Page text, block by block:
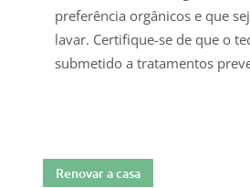
preferência orgânicos e que
lavar. Certifique-se de que o
submetido a tratamentos
Renovar a casa